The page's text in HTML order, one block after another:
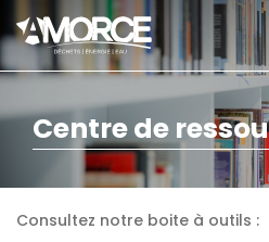
Centre de
Consultez notre boite à outils :